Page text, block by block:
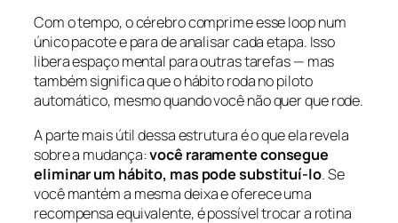
Com o tempo, o cérebro comprime esse loop num
único pacote e para de analisar cada etapa. Isso
libera espaço mental para outras tarefas — mas
também significa que o hábito roda no piloto
automático, mesmo quando você não quer que rode.
A parte mais útil dessa estrutura é o que ela revela
sobre a mudança:você raramente consegue
eliminar um hábito, mas pode substituí-lo. Se
você mantém a mesma deixa e oferece uma
recompensa equivalente, é possível trocar a rotina